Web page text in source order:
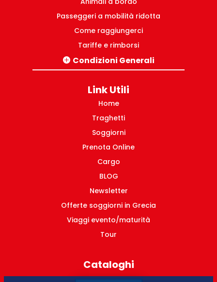
Passeggeri a mobilità ridotta
Come raggiungerci
Tariffe e rimborsi
Condizioni Generali
Pacchetti turistici Grecia
Link Utili
Home
Traghetti
Soggiorni
Prenota Online
Cargo
BLOG
Newsletter
Offerte soggiorni in Grecia
Viaggi evento/maturità
Tour
Cataloghi